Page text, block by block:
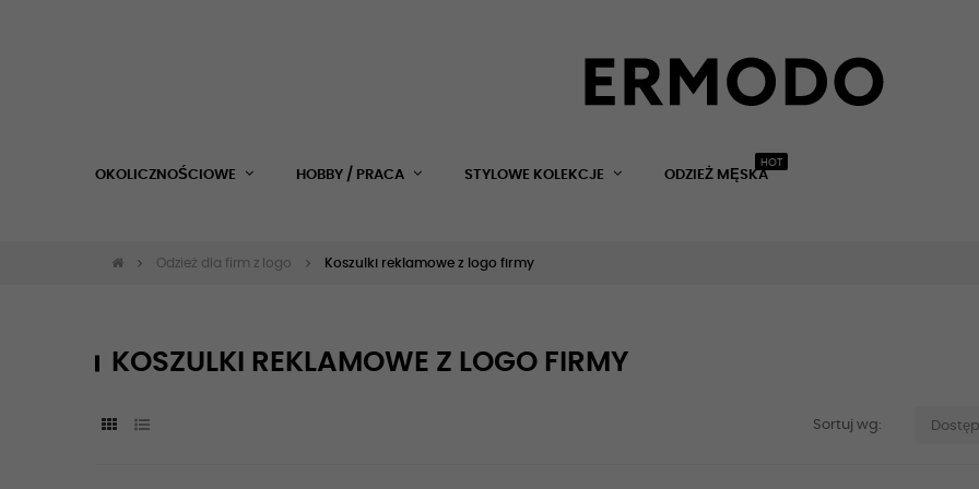
OKOLICZNOŚCIOWE HOBBY / PRACA STYLOWE KOLEKCJE ODZIEŻ MĘSKA
HOT
Odzież dla firm z logo Koszulki reklamowe z logo firmy
KOSZULKI REKLAMOWE Z LOGO FIRMY
Sortuj wg: